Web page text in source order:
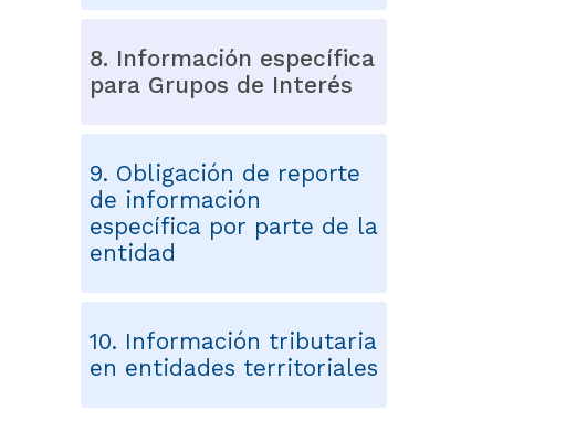
8. Información específica
para Grupos de Interés
9. Obligación de reporte
de información
específica por parte de la
entidad
10. Información tributaria
en entidades territoriales